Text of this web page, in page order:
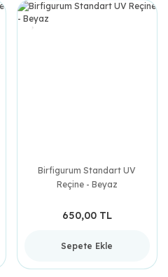
Birfigurum Standart UV
Reçine - Beyaz
650,00 TL
Sepete Ekle